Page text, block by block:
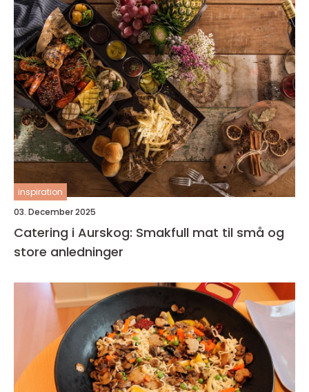
inspiration
03. December 2025
Catering i Aurskog: Smakfull mat til små og
store anledninger